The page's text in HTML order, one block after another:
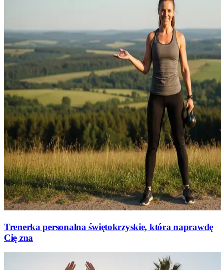
Trenerka personalna świętokrzyskie, która naprawdę
Cię zna